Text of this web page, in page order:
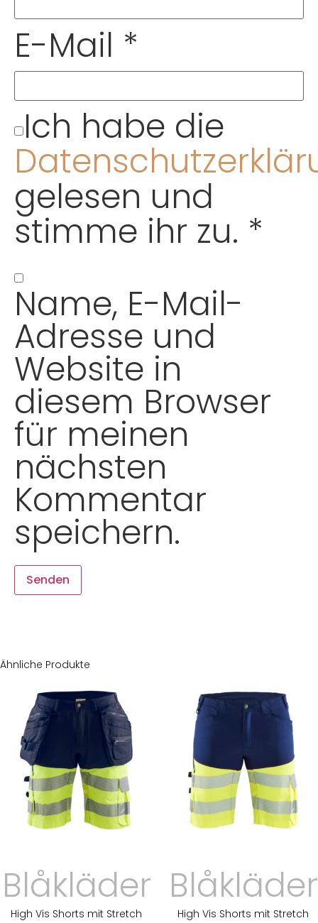
E-Mail *
Ich habe die
gelesen und
stimme ihr zu. *
Name, E-Mail-
Adresse und
Website in
diesem Browser
für meinen
nächsten
Kommentar
speichern.
Ähnliche Produkte
Blåkläder
High Vis Shorts mit Stretch
Blåkläder
High Vis Shorts mit Stretch